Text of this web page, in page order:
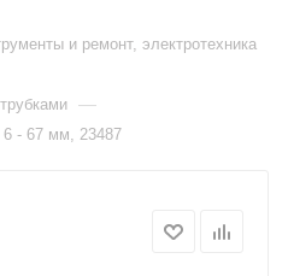
и ремонт, электротехника
—
6 - 67 мм, 23487